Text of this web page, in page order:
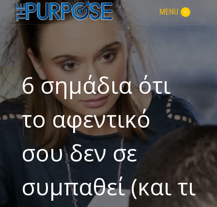
MENU
6 σημάδια ότι
το αφεντικό
σου δεν σε
συμπαθεί (και τι